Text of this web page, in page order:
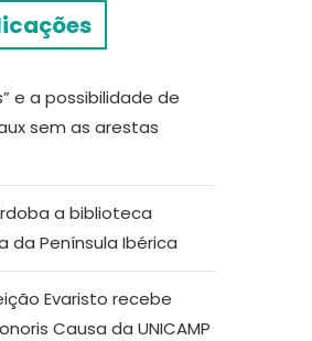
e a possibilidade de
sem as arestas
a biblioteca
da Península Ibérica
Evaristo recebe
Causa da UNICAMP